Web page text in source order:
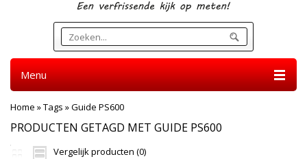
Menu
Home »Tags »Guide PS600
PRODUCTEN GETAGD MET GUIDE PS600
Vergelijk producten (0)